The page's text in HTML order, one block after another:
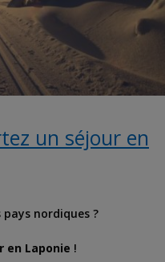
un séjour en
pays nordiques ?
en Laponie !